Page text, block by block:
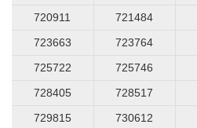
720911
721484
723663
723764
725722
725746
728405
728517
729815
730612